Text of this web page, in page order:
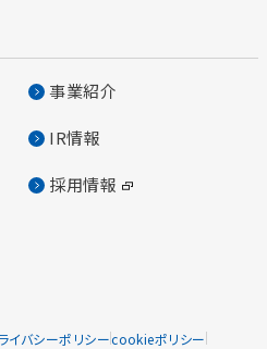
事業紹介
IR情報
採用情報
イバシーポリシーcookieポリシー